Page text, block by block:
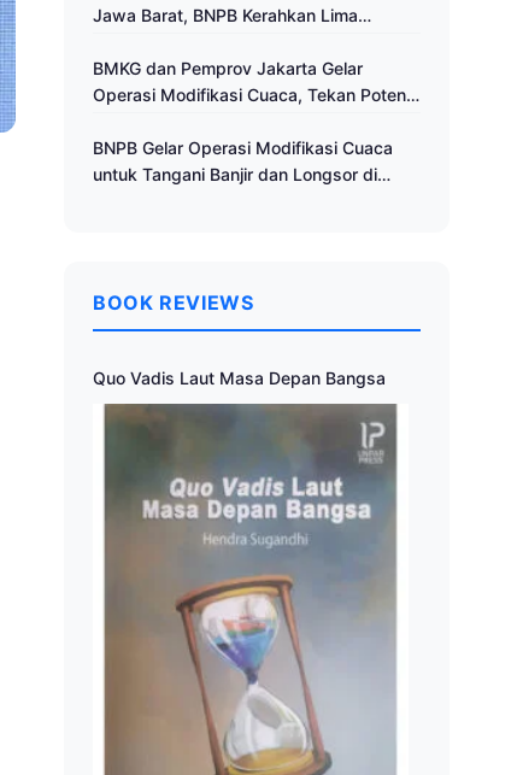
Jawa Barat, BNPB Kerahkan Lima
Cuaca
BMKG dan Pemprov Jakarta Gelar
Operasi Modifikasi Cuaca, Tekan Potensi
BNPB Gelar Operasi Modifikasi Cuaca
untuk Tangani Banjir dan Longsor di
BOOK REVIEWS
Quo Vadis Laut Masa Depan Bangsa